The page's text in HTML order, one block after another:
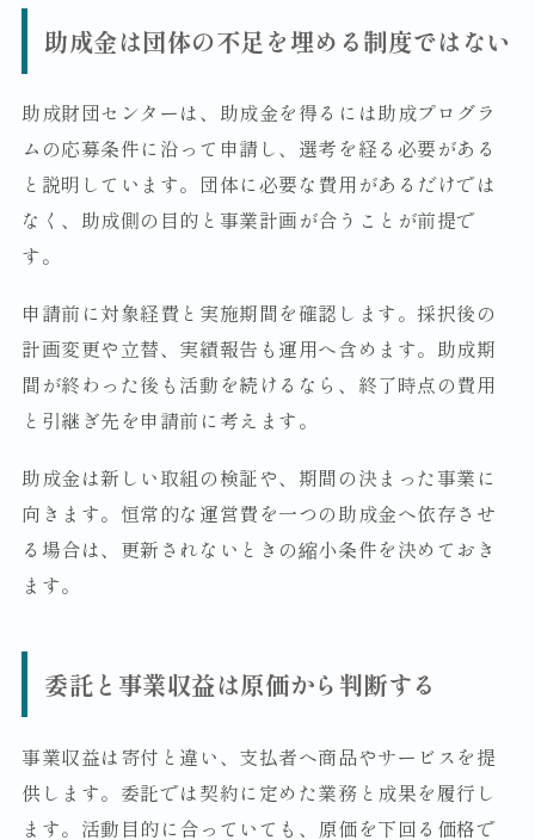
助成金は団体の不足を埋める制度ではない
助成財団センターは、助成金を得るには助成プログラ
ムの応募条件に沿って申請し、選考を経る必要がある
と説明しています。団体に必要な費用があるだけでは
なく、助成側の目的と事業計画が合うことが前提で
す。
申請前に対象経費と実施期間を確認します。採択後の
計画変更や立替、実績報告も運用へ含めます。助成期
間が終わった後も活動を続けるなら、終了時点の費用
と引継ぎ先を申請前に考えます。
助成金は新しい取組の検証や、期間の決まった事業に
向きます。恒常的な運営費を一つの助成金へ依存させ
る場合は、更新されないときの縮小条件を決めておき
ます。
委託と事業収益は原価から判断する
事業収益は寄付と違い、支払者へ商品やサービスを提
供します。委託では契約に定めた業務と成果を履行し
ます。活動目的に合っていても、原価を下回る価格で